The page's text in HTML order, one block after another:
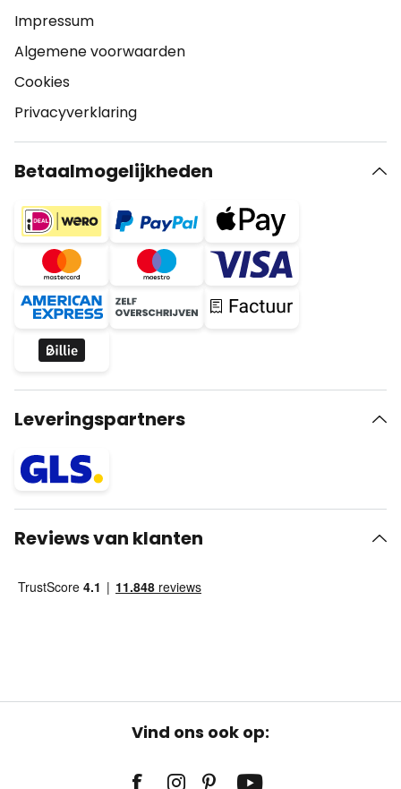
Impressum
Algemene voorwaarden
Cookies
Privacyverklaring
Betaalmogelijkheden
Leveringspartners
Reviews van klanten
Vind ons ook op: